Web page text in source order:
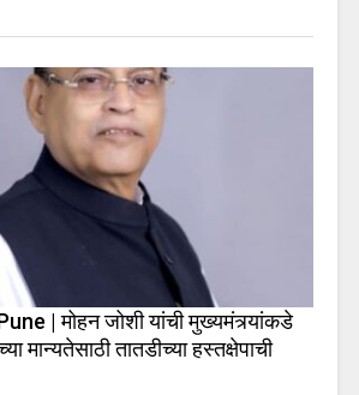
| मोहन जोशी यांची मुख्यमंत्र्यांकडे
मान्यतेसाठी तातडीच्या हस्तक्षेपाची